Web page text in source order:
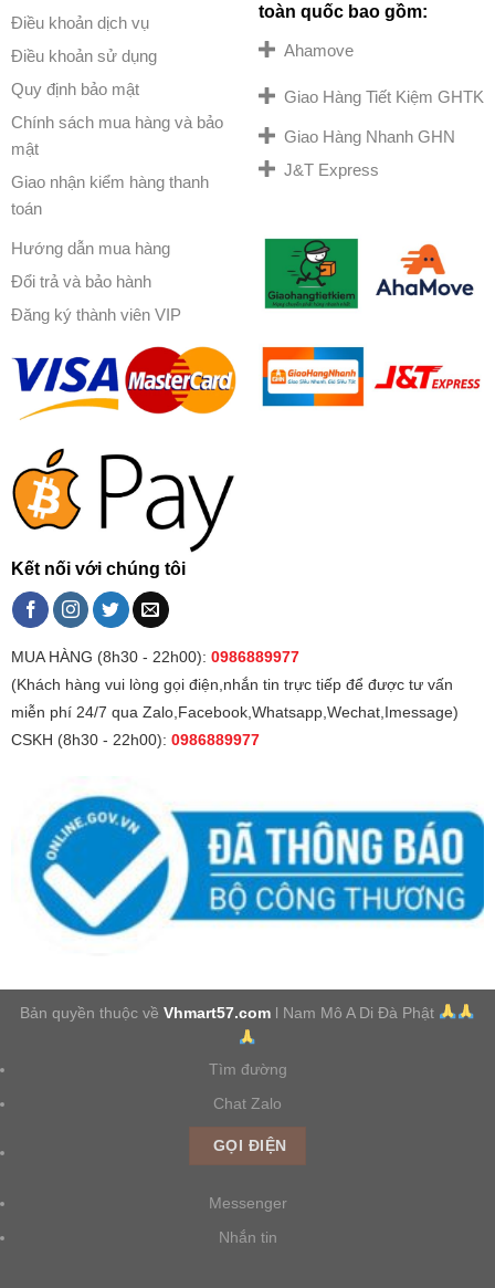
Điều khoản dịch vụ
Điều khoản sử dụng
Quy định bảo mật
Chính sách mua hàng và bảo
mật
Giao nhận kiểm hàng thanh
toán
Hướng dẫn mua hàng
Đổi trả và bảo hành
Đăng ký thành viên VIP
toàn quốc bao gồm:
Ahamove
Giao Hàng Tiết Kiệm GHTK
Giao Hàng Nhanh GHN
J&T Express
Kết nối với chúng tôi
MUA HÀNG (8h30 - 22h00): 0986889977
(Khách hàng vui lòng gọi điện,nhắn tin trực tiếp để được tư vấn
miễn phí 24/7 qua Zalo,Facebook,Whatsapp,Wechat,Imessage)
CSKH (8h30 - 22h00): 0986889977
Bản quyền thuộc vềVhmart57.com l Nam Mô A Di Đà Phật
Tìm đường
Chat Zalo
GỌI ĐIỆN
Messenger
Nhắn tin